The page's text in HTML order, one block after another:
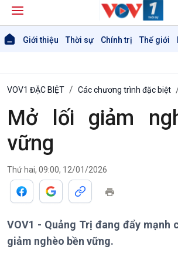
Giới thiệu Thời sự Chính trị Thế giới
Giới thiệu
Thời sự
VOV1 ĐẶC BIỆT Các chương trình đặc biệt
Mở lối giảm
vững
Thứ hai, 09:00, 12/01/2026
VOV1 - Quảng Trị đang đẩy mạnh
giảm nghèo bền vững.